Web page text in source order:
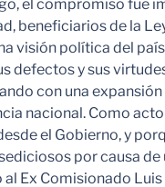
el compromiso fue
beneficiarios de la
visión política del
y sus
con una
nacional. Como
el Gobierno, y
por causa
Ex Comisionado